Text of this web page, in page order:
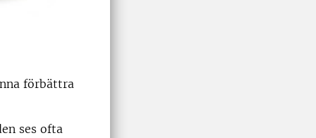
förbättra
ses ofta